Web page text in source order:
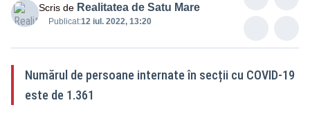
Scris de Realitatea de Satu Mare
Publicat:12 iul. 2022, 13:20
Numărul de persoane internate în secții cu COVID-19
este de 1.361